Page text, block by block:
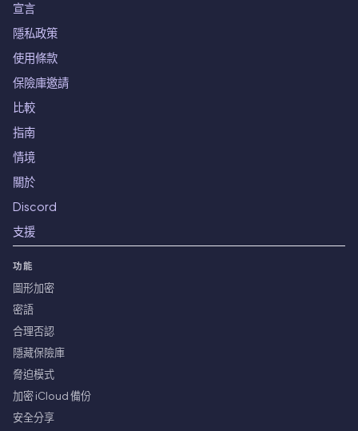
宣言
隱私政策
使用條款
保險庫邀請
比較
指南
情境
關於
Discord
支援
功能
圖形加密
密語
合理否認
隱藏保險庫
脅迫模式
加密 iCloud 備份
安全分享